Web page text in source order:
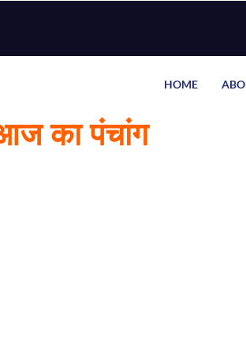
HOME
का पंचांग